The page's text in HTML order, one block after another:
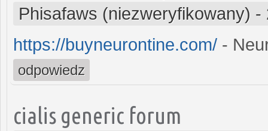
Phisafaws (niezweryfikowany) -
https://buyneurontine.com/ -
odpowiedz
cialis generic forum